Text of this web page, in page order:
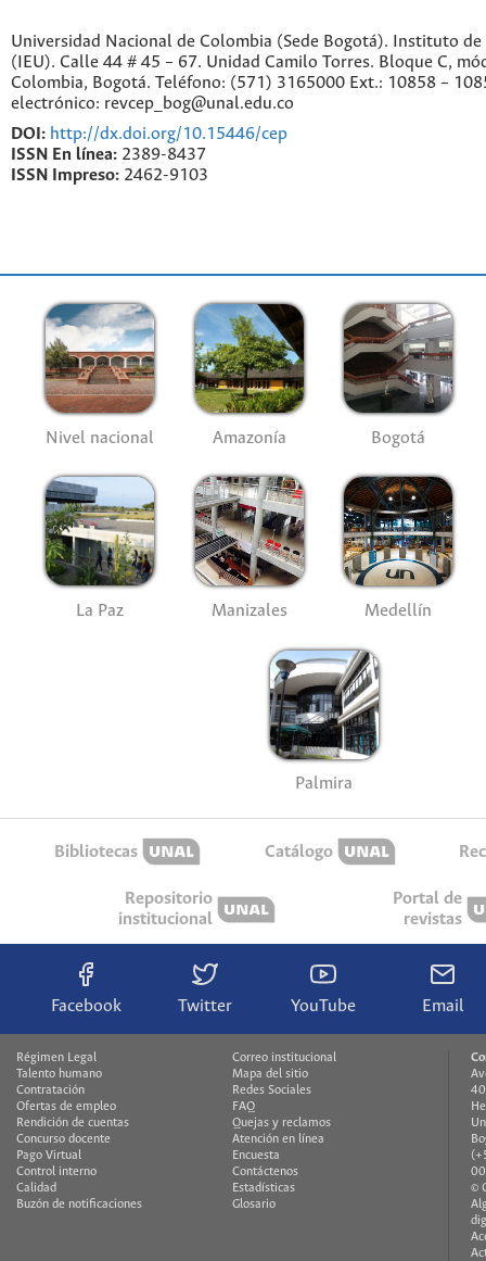
Universidad Nacional de Colombia (Sede Bogotá). Instituto
(IEU). Calle 44 # 45 – 67. Unidad Camilo Torres. Bloque C,
Colombia, Bogotá. Teléfono: (571) 3165000 Ext.: 10858 –
electrónico: revcep_bog@unal.edu.co
DOI: http://dx.doi.org/10.15446/cep
ISSN En línea: 2389-8437
ISSN Impreso: 2462-9103
Nivel nacional Amazonía Bogotá
La Paz Manizales Medellín
Palmira
Bibliotecas Catálogo
Repositorio
institucional
Portal de
revistas
Facebook Twitter YouTube Email
Régimen Legal
Talento humano
Contratación
Ofertas de empleo
Rendición de cuentas
Concurso docente
Pago Virtual
Control interno
Calidad
Buzón de notificaciones
Correo institucional
Mapa del sitio
Redes Sociales
FAQ
Quejas y reclamos
Atención en línea
Encuesta
Contáctenos
Estadísticas
Glosario
©